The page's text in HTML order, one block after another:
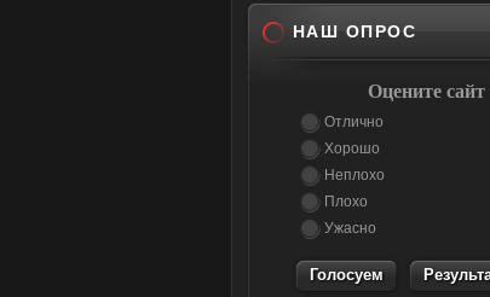
НАШ ОПРОС
Оцените сайт
Отлично
Хорошо
Неплохо
Плохо
Ужасно